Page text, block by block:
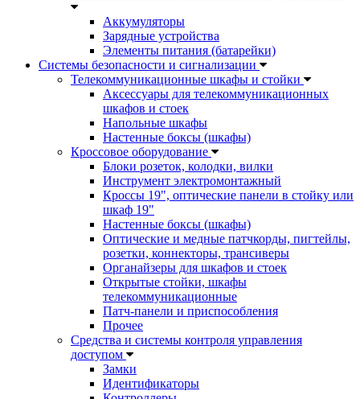
Аккумуляторы
Зарядные устройства
Элементы питания (батарейки)
Системы безопасности и сигнализации
Телекоммуникационные шкафы и стойки
Аксессуары для телекоммуникационных
шкафов и стоек
Напольные шкафы
Настенные боксы (шкафы)
Кроссовое оборудование
Блоки розеток, колодки, вилки
Инструмент электромонтажный
Кроссы 19", оптические панели в стойку или
шкаф 19"
Настенные боксы (шкафы)
Оптические и медные патчкорды, пигтейлы,
розетки, коннекторы, трансиверы
Органайзеры для шкафов и стоек
Открытые стойки, шкафы
телекоммуникационные
Патч-панели и приспособления
Прочее
Средства и системы контроля управления
доступом
Замки
Идентификаторы